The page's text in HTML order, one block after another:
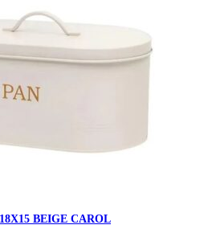
BEIGE CAROL